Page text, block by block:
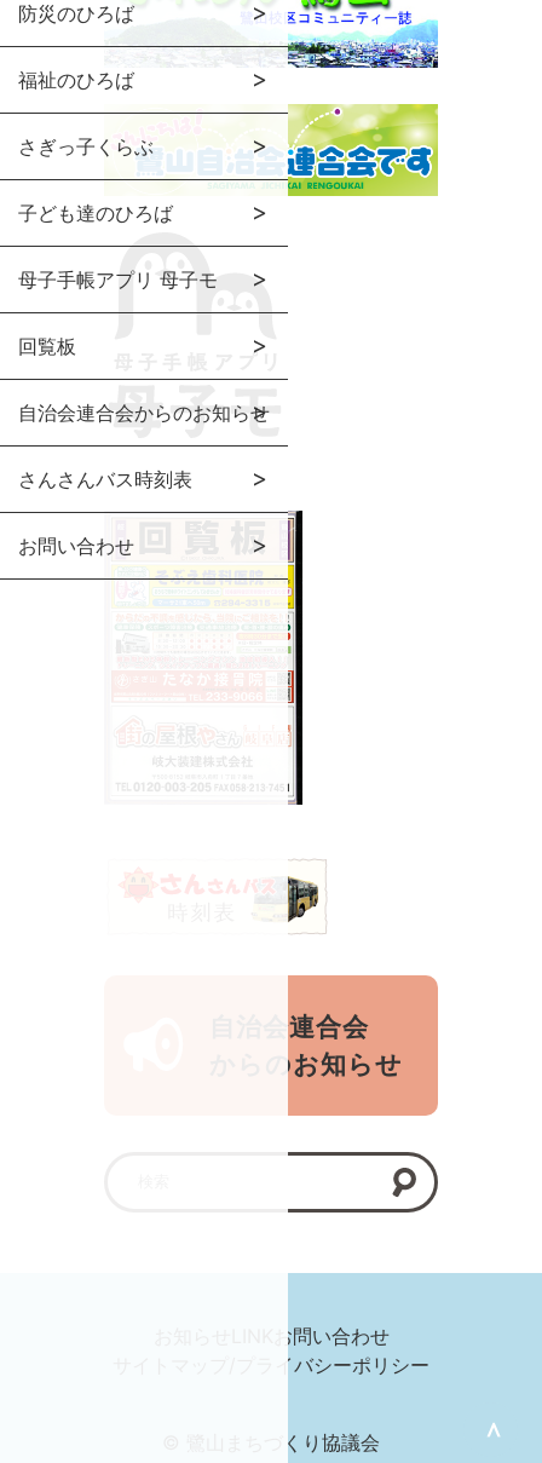
防災のひろば
福祉のひろば
さぎっ子くらぶ
子ども達のひろば
母子手帳アプリ 母子モ
回覧板
自治会連合会からのお知らせ
さんさんバス時刻表
お問い合わせ
自治会連合会
からのお知らせ
＞
お問い合わせ
サイトマップ/プライバシーポリシー
© 鷺山まちづくり協議会